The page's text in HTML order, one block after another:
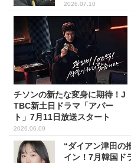
2026.07.10
チソンの新たな変身に期待！J
TBC新土日ドラマ「アパー
ト」7月11日放送スタート
2026.06.09
“ダイアン津田の
イン！7月韓国ド